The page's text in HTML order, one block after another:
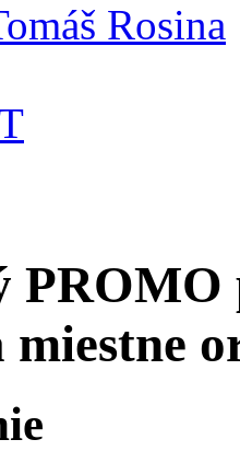
Rosina
miestne